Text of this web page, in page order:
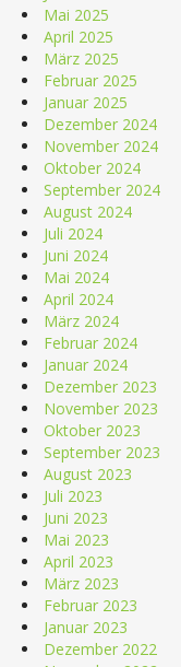
Mai 2025
April 2025
März 2025
Februar 2025
Januar 2025
Dezember 2024
November 2024
Oktober 2024
September 2024
August 2024
Juli 2024
Juni 2024
Mai 2024
April 2024
März 2024
Februar 2024
Januar 2024
Dezember 2023
November 2023
Oktober 2023
September 2023
August 2023
Juli 2023
Juni 2023
Mai 2023
April 2023
März 2023
Februar 2023
Januar 2023
Dezember 2022